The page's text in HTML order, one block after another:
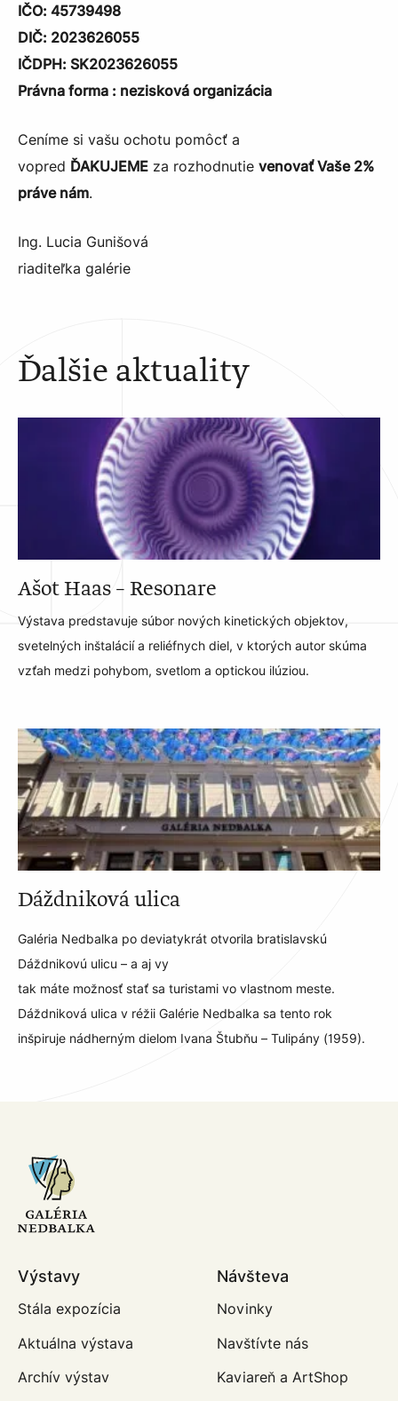
IČO: 45739498
DIČ: 2023626055
IČDPH: SK2023626055
Právna forma : nezisková organizácia
Ceníme si vašu ochotu pomôcť a
vopred ĎAKUJEME za rozhodnutie venovať Vaše 2%
práve nám.
Ing. Lucia Gunišová
riaditeľka galérie
Ďalšie aktuality
Ašot Haas – Resonare
Výstava predstavuje súbor nových kinetických objektov,
svetelných inštalácií a reliéfnych diel, v ktorých autor skúma
vzťah medzi pohybom, svetlom a optickou ilúziou.
Dáždniková ulica
Galéria Nedbalka po deviatykrát otvorila bratislavskú
Dáždnikovú ulicu – a aj vy
tak máte možnosť stať sa turistami vo vlastnom meste.
Dáždniková ulica v réžii Galérie Nedbalka sa tento rok
inšpiruje nádherným dielom Ivana Štubňu – Tulipány (1959).
Výstavy
Stála expozícia
Aktuálna výstava
Archív výstav
Návšteva
Novinky
Navštívte nás
Kaviareň a ArtShop